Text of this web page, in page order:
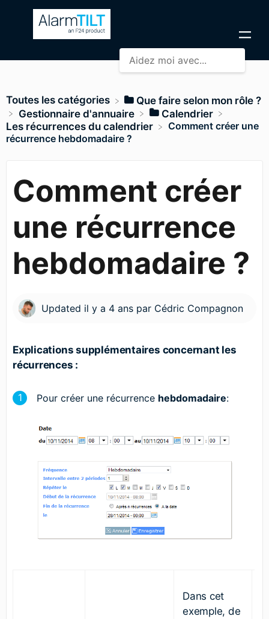
Toutes les catégories
​Que faire selon mon rôle ?
​Gestionnaire d'annuaire
​Calendrier
​Les récurrences du calendrier
Comment créer une
récurrence hebdomadaire ?
Comment créer
une récurrence
hebdomadaire ?
Updated il y a 4 ans par Cédric Compagnon
Explications supplémentaires concernant les
récurrences :
Pour créer une récurrence hebdomadaire:
Dans cet
exemple, de